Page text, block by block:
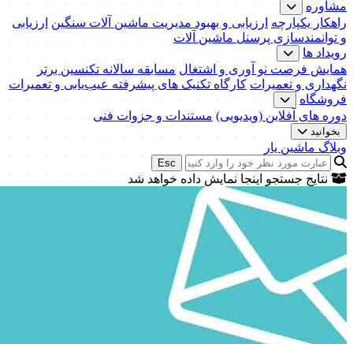
مشاوره
راهکار یکپارچه ارزیابی و بهبود مدیریت ماشین آلات سنگین ارزیابی
و توانمندسازی پرسنل ماشین آلات
رویداد ها
همایش فرصت نو آوری و اشتغال مسابقه سالانه تکنسین برتر
نگهداری و تعمیرات کارگاه تکنیک‌ های پیشرفته عیب‌یابی و تعمیرات
فروشگاه
دوره های آفلاین (ویدیویی) مستندات و جزوات فنی
بخوانید
وبلاگ ماشین یار
Esc
نتایج جستجو اینجا نمایش داده خواهد شد